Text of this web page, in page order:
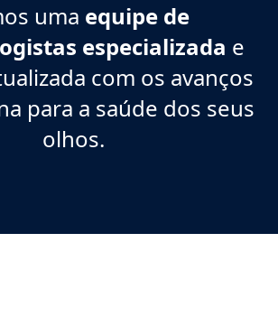
uma equipe de
especializada e
com os avanços
para a saúde dos seus
olhos.